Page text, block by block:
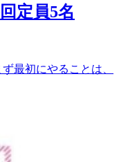
定員5名
最初にやることは、